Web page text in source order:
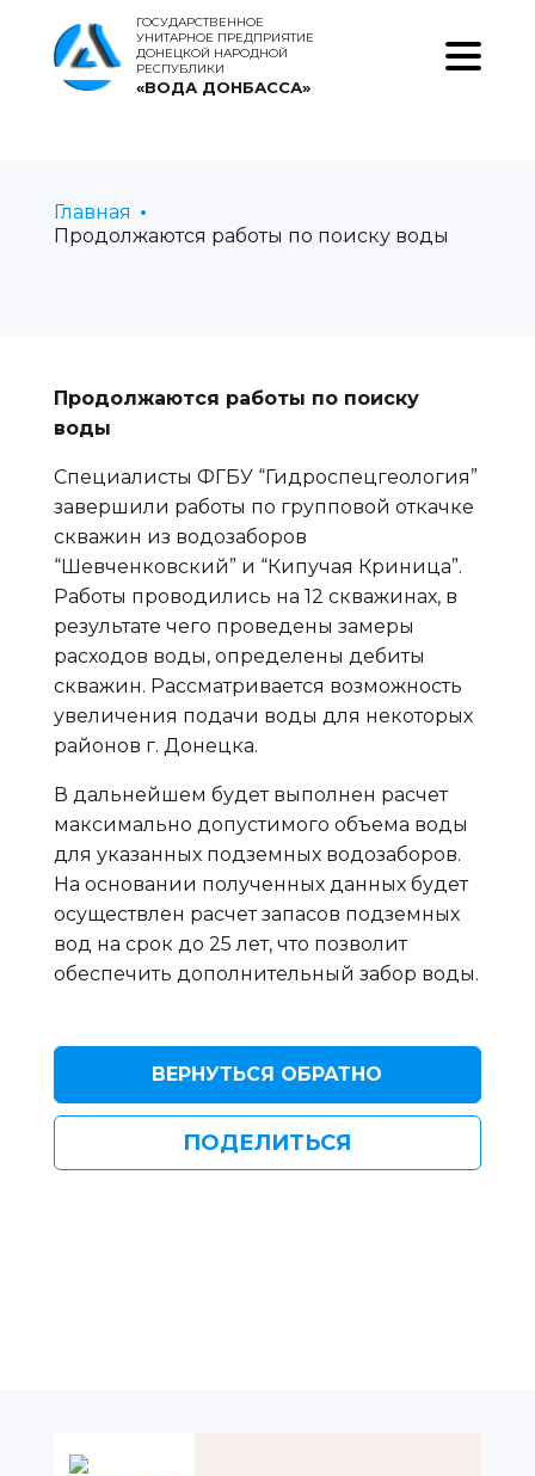
ГОСУДАРСТВЕННОЕ
УНИТАРНОЕ ПРЕДПРИЯТИЕ
ДОНЕЦКОЙ НАРОДНОЙ
РЕСПУБЛИКИ
«ВОДА ДОНБАССА»
Главная
Продолжаются работы по поиску воды
Продолжаются работы по поиску
воды
Специалисты ФГБУ “Гидроспецгеология”
завершили работы по групповой откачке
скважин из водозаборов
“Шевченковский” и “Кипучая Криница”.
Работы проводились на 12 скважинах, в
результате чего проведены замеры
расходов воды, определены дебиты
скважин. Рассматривается возможность
увеличения подачи воды для некоторых
районов г. Донецка.
В дальнейшем будет выполнен расчет
максимально допустимого объема воды
для указанных подземных водозаборов.
На основании полученных данных будет
осуществлен расчет запасов подземных
вод на срок до 25 лет, что позволит
обеспечить дополнительный забор воды.
ВЕРНУТЬСЯ ОБРАТНО
ПОДЕЛИТЬСЯ